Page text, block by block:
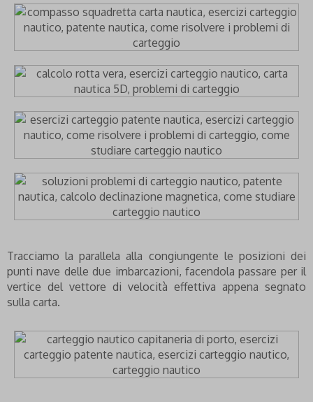
Tracciamo la parallela alla congiungente le posizioni dei
punti nave delle due imbarcazioni, facendola passare per il
vertice del vettore di velocità effettiva appena segnato
sulla carta.